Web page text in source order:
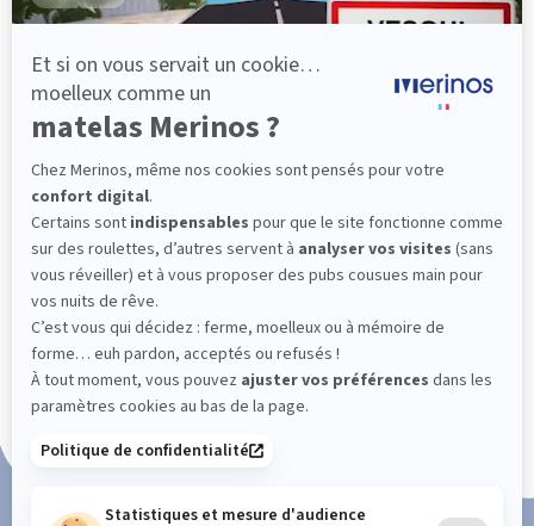
Marque Française
Service client à votre écoute
Paiement en 3x ou 4x sans frais